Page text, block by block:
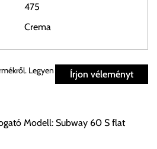
475
Crema
a beérkezést követően
Cégcsoportunk Stúdiójában
Írjon véleményt
Legyen
Modell: Subway 60 S flat